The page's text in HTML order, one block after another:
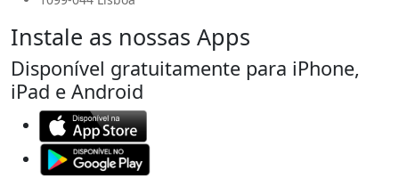
Instale as nossas Apps
Disponível gratuitamente para iPhone,
iPad e Android